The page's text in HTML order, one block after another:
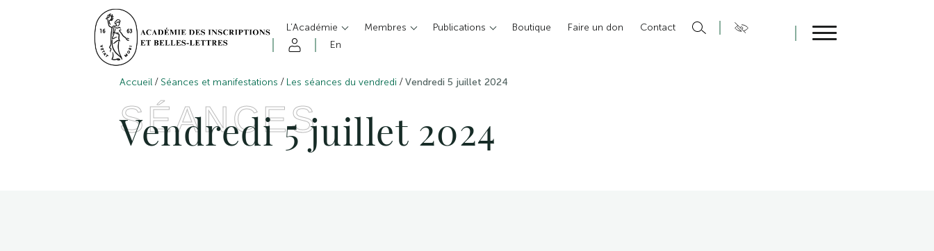
L’Académie Membres Publications Boutique Faire un don
Contact
En
Accueil / Séances et manifestations / Les séances du vendredi /Vendredi 5 juillet 2024
SÉANCES
Vendredi 5 juillet 2024